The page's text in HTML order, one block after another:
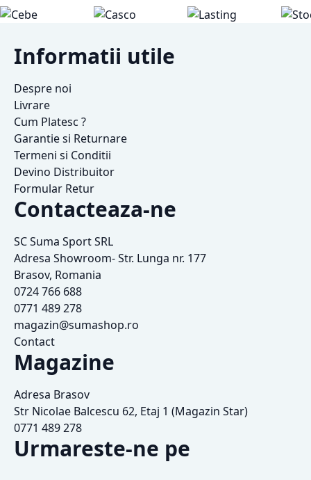
Informatii utile
Despre noi
Livrare
Cum Platesc ?
Garantie si Returnare
Termeni si Conditii
Devino Distribuitor
Formular Retur
Contacteaza-ne
SC Suma Sport SRL
Adresa Showroom- Str. Lunga nr. 177
Brasov, Romania
0724 766 688
0771 489 278
magazin@sumashop.ro
Contact
Magazine
Adresa Brasov
Str Nicolae Balcescu 62, Etaj 1 (Magazin Star)
0771 489 278
Urmareste-ne pe